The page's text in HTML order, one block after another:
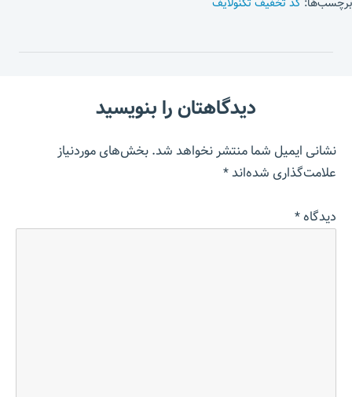
دیدگاهتان را بنویسید
نشانی ایمیل شما منتشر نخواهد شد.بخش‌های موردنیاز
علامت‌گذاری شده‌اند*
دیدگاه*